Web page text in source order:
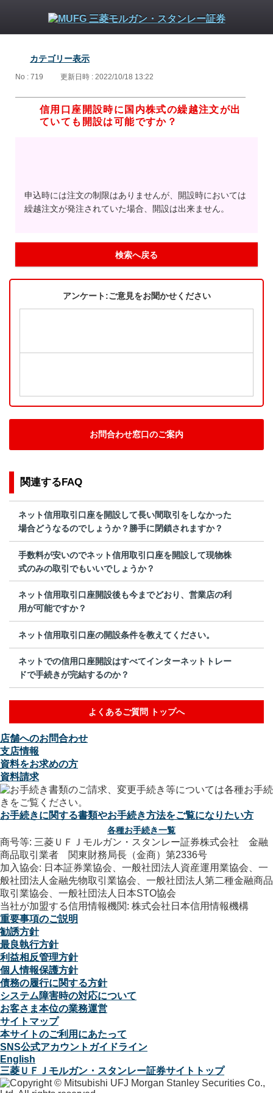
カテゴリー表示
No : 719 更新日時 : 2022/10/18 13:22
信用口座開設時に国内株式の繰越注文が出
ていても開設は可能ですか？
申込時には注文の制限はありませんが、開設時においては
繰越注文が発注されていた場合、開設は出来ません。
検索へ戻る
アンケート:ご意見をお聞かせください
お問合わせ窓口のご案内
関連するFAQ
ネット信用取引口座を開設して長い間取引をしなかった
場合どうなるのでしょうか？勝手に閉鎖されますか？
手数料が安いのでネット信用取引口座を開設して現物株
式のみの取引でもいいでしょうか？
ネット信用取引口座開設後も今までどおり、営業店の利
用が可能ですか？
ネット信用取引口座の開設条件を教えてください。
ネットでの信用口座開設はすべてインターネットトレー
ドで手続きが完結するのか？
よくあるご質問 トップへ
店舗へのお問合わせ
支店情報
資料をお求めの方
資料請求
お手続きに関する書類やお手続き方法をご覧になりたい方
各種お手続き一覧
商号等: 三菱ＵＦＪモルガン・スタンレー証券株式会社 金融
商品取引業者 関東財務局長（金商）第2336号
加入協会: 日本証券業協会、一般社団法人資産運用業協会、一
般社団法人金融先物取引業協会、一般社団法人第二種金融商品
取引業協会、一般社団法人日本STO協会
当社が加盟する信用情報機関: 株式会社日本信用情報機構
重要事項のご説明
勧誘方針
最良執行方針
利益相反管理方針
個人情報保護方針
債務の履行に関する方針
システム障害時の対応について
お客さま本位の業務運営
サイトマップ
本サイトのご利用にあたって
SNS公式アカウントガイドライン
English
三菱ＵＦＪモルガン・スタンレー証券サイトトップ